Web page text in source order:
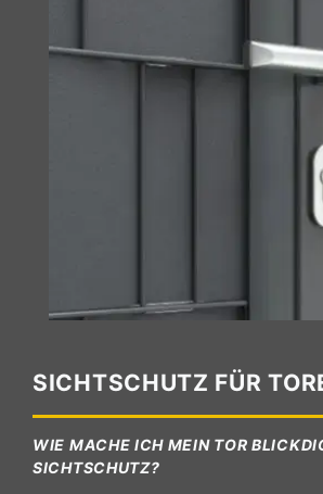
SICHTSCHUTZ FÜR
WIE MACHE ICH MEIN TOR
SICHTSCHUTZ?